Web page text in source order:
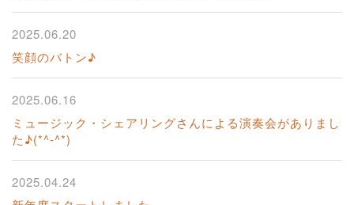
2025.06.20
笑顔のバトン♪
2025.06.16
ミュージック・シェアリングさんによる演奏会がありまし
た♪(*^-^*)
2025.04.24